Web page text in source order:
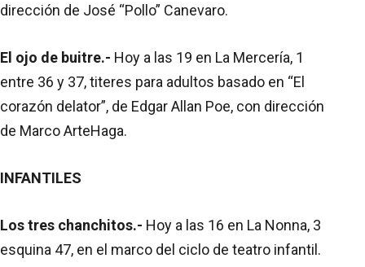
dirección de José “Pollo” Canevaro.
El ojo de buitre.- Hoy a las 19 en La Mercería, 1
entre 36 y 37, titeres para adultos basado en “El
corazón delator”, de Edgar Allan Poe, con dirección
de Marco ArteHaga.
INFANTILES
Los tres chanchitos.- Hoy a las 16 en La Nonna, 3
esquina 47, en el marco del ciclo de teatro infantil.